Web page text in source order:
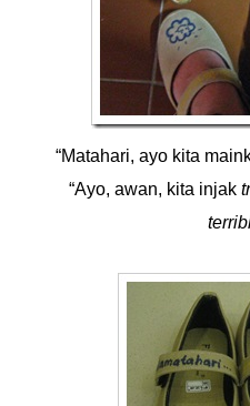
“Matahari, ayo kita
“Ayo, awan, kita injak